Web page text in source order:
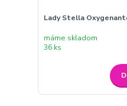
Lady Stella
máme skladom
36 ks